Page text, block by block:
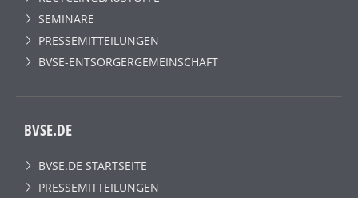
SEMINARE
PRESSEMITTEILUNGEN
BVSE-ENTSORGERGEMEINSCHAFT
BVSE.DE
BVSE.DE STARTSEITE
PRESSEMITTEILUNGEN